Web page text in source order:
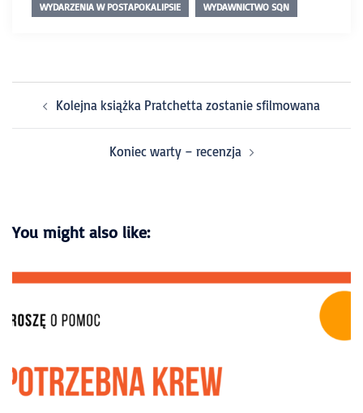
WYDARZENIA W POSTAPOKALIPSIE
WYDAWNICTWO SQN
Kolejna książka Pratchetta zostanie sfilmowana
Koniec warty – recenzja
You might also like: